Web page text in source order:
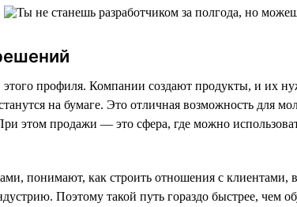
профиля. Компании создают продукты, и их
на бумаге. Это отличная возможность для
этом продажи — это сфера, где можно
понимают, как строить отношения с клиентами,
Поэтому такой путь гораздо быстрее, чем